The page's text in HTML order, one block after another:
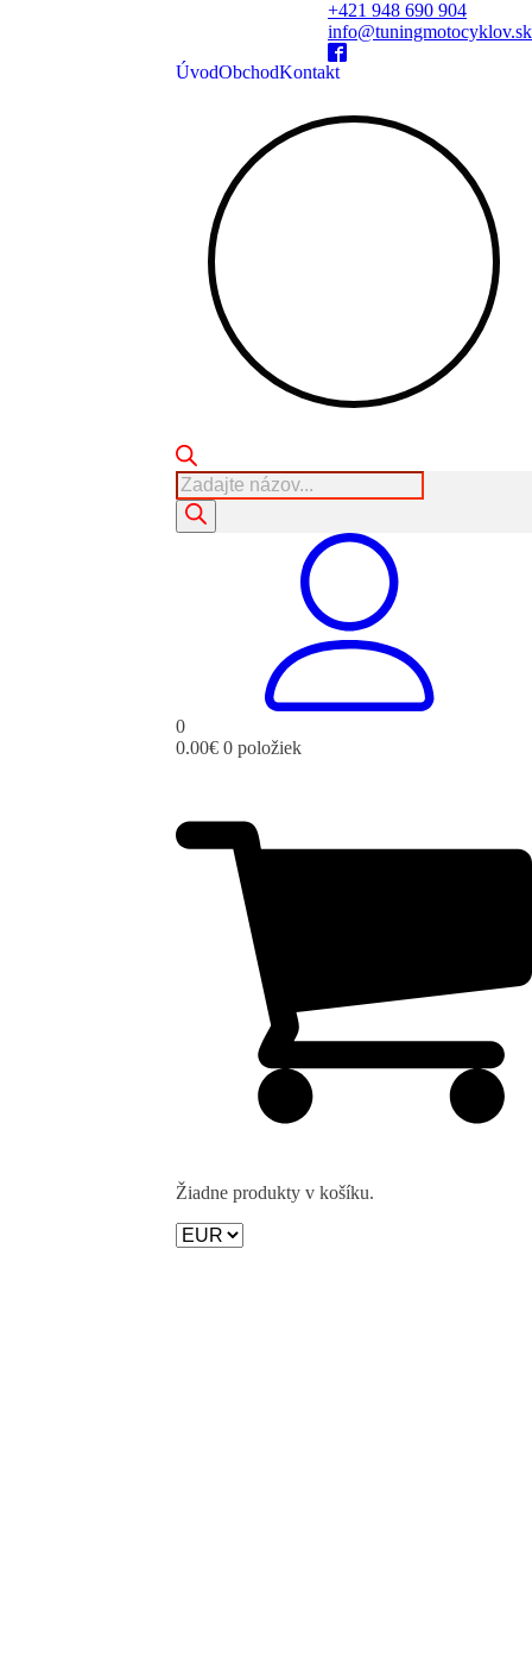
+421 948 690 904
info@tuningmotocyklov.sk
ÚvodObchodKontakt
Products
search
0
0.00€ 0 položiek
Žiadne produkty v košíku.